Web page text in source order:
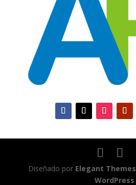
Diseñado por Elegant Themes
WordPress